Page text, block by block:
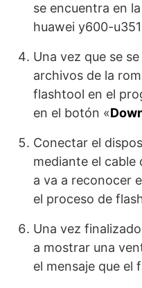
se encuentra en
huawei y600-
Una vez que se
archivos de la
flashtool en el
en el botón «
Conectar el
mediante el cable
a va a reconocer
el proceso de
Una vez
a mostrar una
el mensaje que el